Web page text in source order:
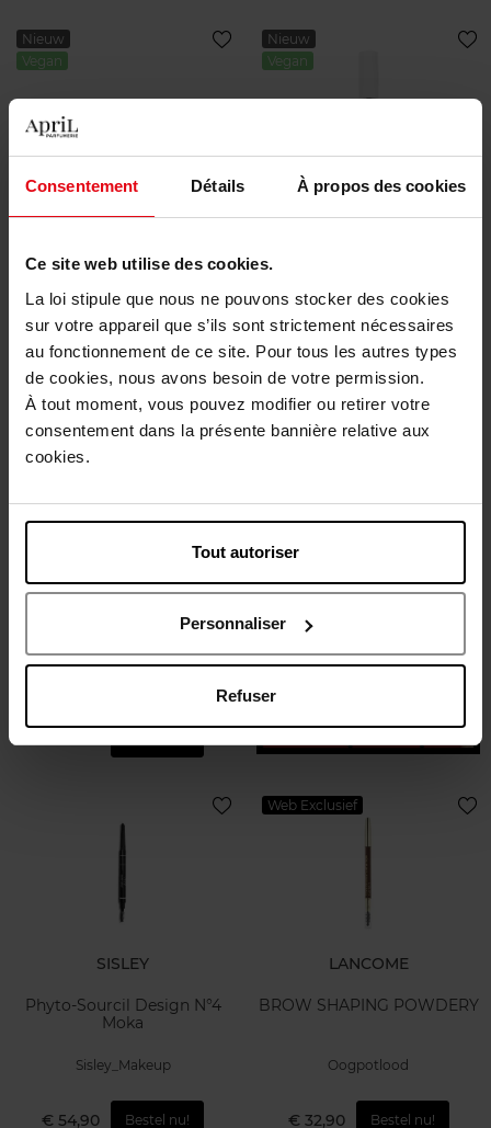
Consentement Détails À propos des cookies
Ce site web utilise des cookies.
La loi stipule que nous ne pouvons stocker des cookies
sur votre appareil que s’ils sont strictement nécessaires
au fonctionnement de ce site. Pour tous les autres types
de cookies, nous avons besoin de votre permission.
À tout moment, vous pouvez modifier ou retirer votre
consentement dans la présente bannière relative aux
cookies.
Tout autoriser
Personnaliser
Refuser
Nieuw
Vegan
APRIL
WENKBRAUWEN
€ 17,50 Bestel nu!
Nieuw
Vegan
APRIL
WENKBRAUWEN
€ 12,50 Bestel nu!
STENDHAL
palet wenkbrauwen
SISLEY
Phyto-Sourcil Design N°4
Moka
Sisley_Makeup
€ 54,90 Bestel nu!
Web Exclusief
LANCOME
BROW SHAPING POWDERY
Oogpotlood
€ 32,90 Bestel nu!